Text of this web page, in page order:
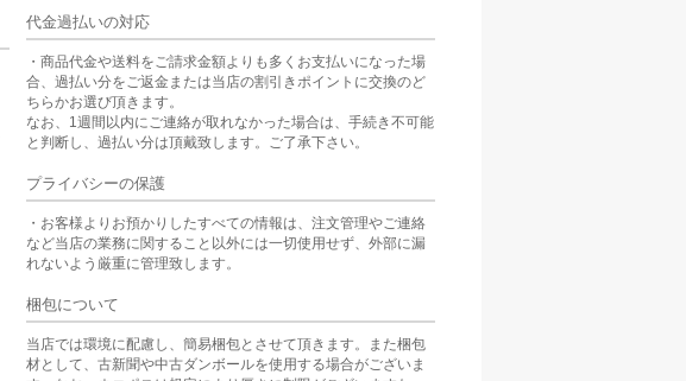
代金過払いの対応
・商品代金や送料をご請求金額よりも多くお支払いになった場
合、過払い分をご返金または当店の割引きポイントに交換のど
ちらかお選び頂きます。
なお、1週間以内にご連絡が取れなかった場合は、手続き不可能
と判断し、過払い分は頂戴致します。ご了承下さい。
プライバシーの保護
・お客様よりお預かりしたすべての情報は、注文管理やご連絡
など当店の業務に関すること以外には一切使用せず、外部に漏
れないよう厳重に管理致します。
梱包について
当店では環境に配慮し、簡易梱包とさせて頂きます。また梱包
材として、古新聞や中古ダンボールを使用する場合がございま